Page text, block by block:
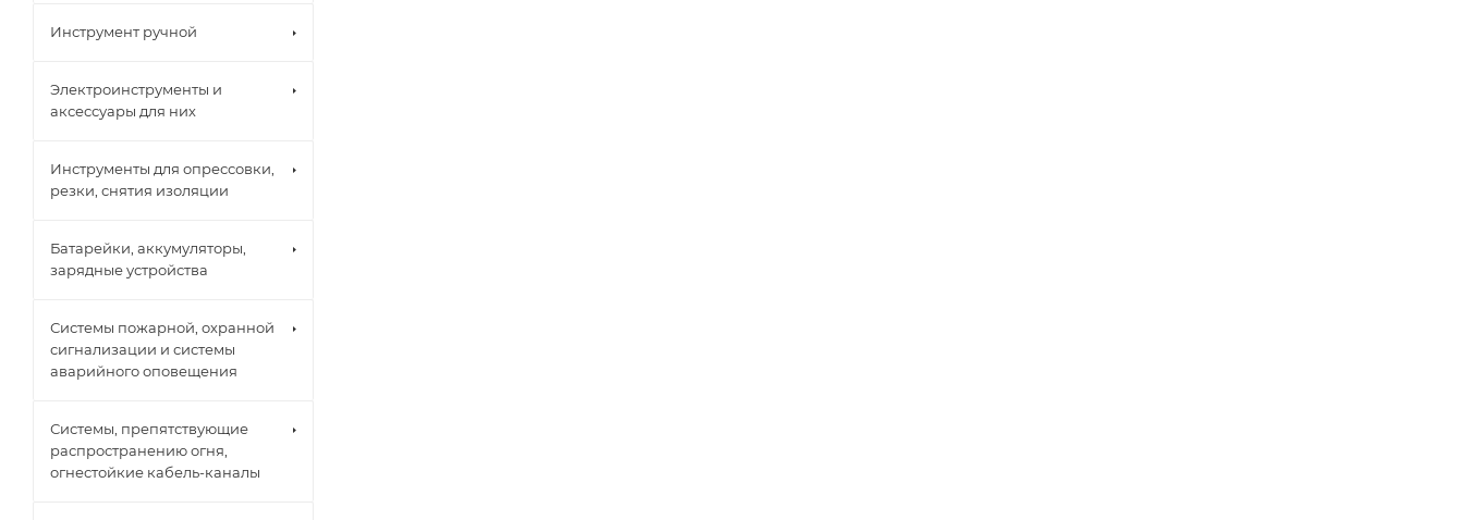
Инструмент ручной
Электроинструменты и
аксессуары для них
Инструменты для опрессовки,
резки, снятия изоляции
Батарейки, аккумуляторы,
зарядные устройства
Системы пожарной, охранной
сигнализации и системы
аварийного оповещения
Системы, препятствующие
распространению огня,
огнестойкие кабель-каналы